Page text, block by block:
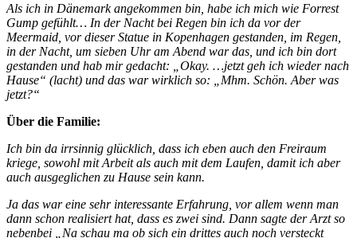
Als ich in Dänemark angekommen bin, habe ich mich wie Forrest
Gump gefühlt… In der Nacht bei Regen bin ich da vor der
Meermaid, vor dieser Statue in Kopenhagen gestanden, im Regen,
in der Nacht, um sieben Uhr am Abend war das, und ich bin dort
gestanden und hab mir gedacht: „Okay. …jetzt geh ich wieder nach
Hause“ (lacht) und das war wirklich so: „Mhm. Schön. Aber was
jetzt?“
Über die Familie:
Ich bin da irrsinnig glücklich, dass ich eben auch den Freiraum
kriege, sowohl mit Arbeit als auch mit dem Laufen, damit ich aber
auch ausgeglichen zu Hause sein kann.
Ja das war eine sehr interessante Erfahrung, vor allem wenn man
dann schon realisiert hat, dass es zwei sind. Dann sagte der Arzt so
nebenbei „Na schau ma ob sich ein drittes auch noch versteckt